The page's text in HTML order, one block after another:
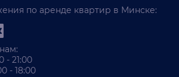
по аренде квартир в Минске:
- 21:00
- 18:00